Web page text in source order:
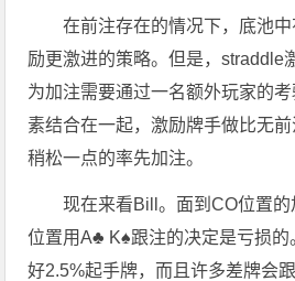
在前注存在的情况下，底池
励更激进的策略。但是，straddle
为加注需要通过一名额外玩家的
素结合在一起，激励牌手做比无
稍松一点的率先加注。
现在来看Bill。面到CO位置
位置用A♣ K♠跟注的决定是亏损
好2.5%起手牌，而且许多差牌会跟